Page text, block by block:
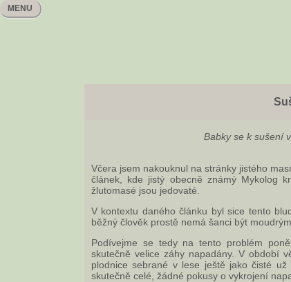
MENU
Babky se k sušení
Včera jsem nakouknul na stránky jistého
článek, kde jistý obecně známý Mykolog
žlutomasé jsou jedovaté.
V kontextu daného článku byl sice tento
běžný člověk prostě nemá šanci být moudrým.
Podívejme se tedy na tento problém
skutečně velice záhy napadány. V období
plodnice sebrané v lese ještě jako čisté
skutečně celé, žádné pokusy o vykrojení